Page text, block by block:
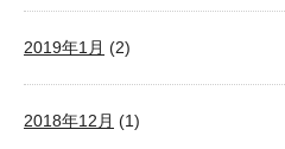
2019年1月 (2)
2018年12月 (1)